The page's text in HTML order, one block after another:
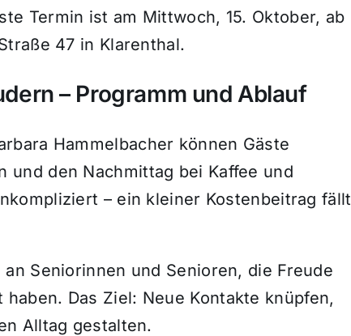
Termin ist am Mittwoch, 15. Oktober, ab
47 in Klarenthal.
– Programm und Ablauf
Hammelbacher können Gäste
und den Nachmittag bei Kaffee und
– ein kleiner Kostenbeitrag fällt
Seniorinnen und Senioren, die Freude
Das Ziel: Neue Kontakte knüpfen,
Alltag gestalten.